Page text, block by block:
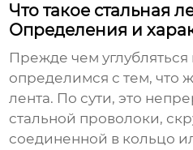
Что такое стальная
Определения и
Прежде чем углубляться
определимся с тем, что
лента. По сути, это
стальной проволоки,
соединенной в кольцо